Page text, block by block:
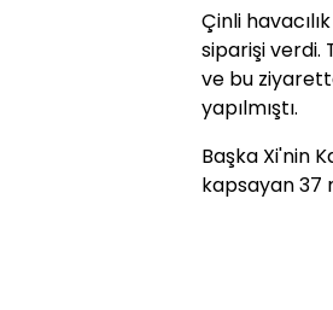
Çinli
siparişi verdi.
ve bu
yapılmıştı.
Başka Xi'nin
kapsayan 37